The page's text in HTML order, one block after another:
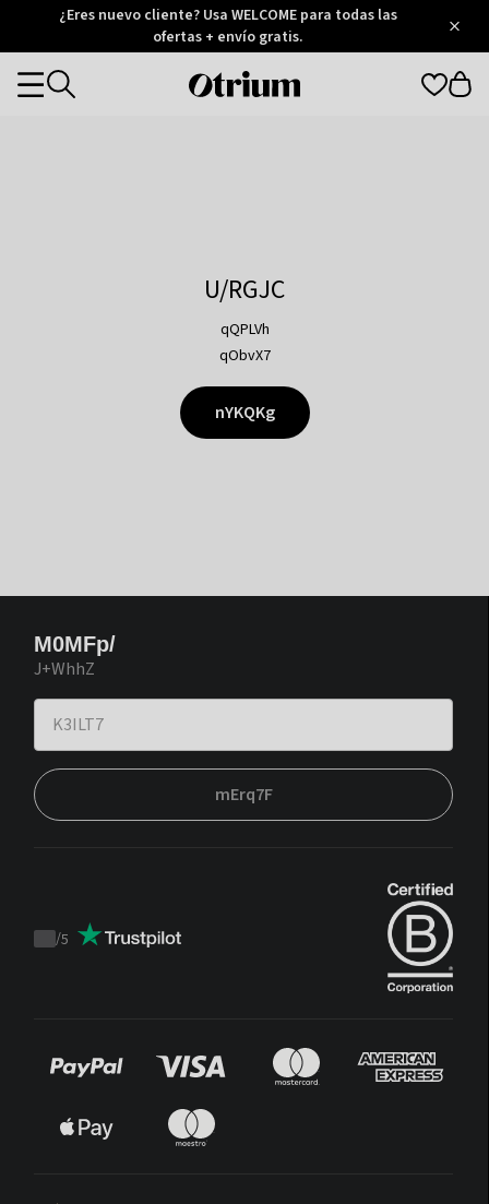
Otrium
Trustpilot
¿Eres nuevo cliente? Usa WELCOME para todas las
ofertas + envío gratis.
Otrium
Categories
U/RGJC
qQPLVh
qObvX7
nYKQKg
M0MFp/
J+WhhZ
mErq7F
Trustpilot
/5